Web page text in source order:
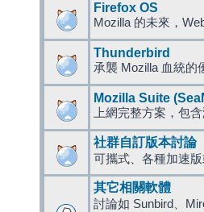
Firefox OS
Mozilla 的未來，
Thunderbird
承襲 Mozilla 血統的
Mozilla Suite
上網完整方案，包
社群自訂版本討論
可攜式、各種加速
其它相關軟體
討論如 Sunbird、